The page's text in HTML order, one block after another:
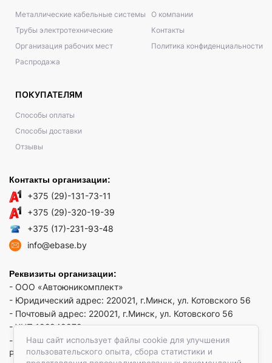
Наш сайт использует файлы cookie для улучшения
пользовательского опыта, сбора статистики и
Металлические кабельные системы
Трубы электротехнические
Организация рабочих мест
Распродажа
О компании
Контакты
Политика конфиденциальности
ПОКУПАТЕЛЯМ
Способы оплаты
Способы доставки
Отзывы
Контакты организации:
+375 (29)-131-73-11
+375 (29)-320-19-39
+375 (17)-231-93-48
info@ebase.by
Реквизиты организации:
- ООО «Автоюникомплект»
- Юридический адрес: 220021, г.Минск, ул. Котовского 56
- Почтовый адрес: 220021, г.Минск, ул. Котовского 56
- УНП 192949879
- р/сч BY52 REDJ 3012 1009 3553 3010 0933 в ЗАО "Банк
РРБ"